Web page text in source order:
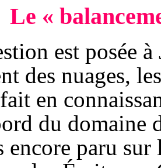
Le «
est posée
des nuages,
en
du domaine
encore paru